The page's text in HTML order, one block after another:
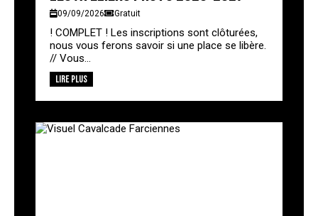
09/09/2026 Gratuit
! COMPLET ! Les inscriptions sont clôturées,
nous vous ferons savoir si une place se libère.
// Vous...
Lire plus